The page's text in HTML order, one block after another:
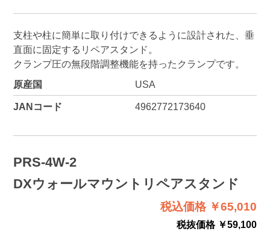
支柱や柱に簡単に取り付けできるように設計された、垂
直面に固定するリペアスタンド。
クランプ圧の無段階調整機能を持ったクランプです。
原産国
USA
JANコード 4962772173640
PRS-4W-2
DXウォールマウントリペアスタンド
税込価格 ￥65,010
税抜価格 ￥59,100